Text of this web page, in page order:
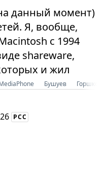
данный момент)
Я, вообще,
с 1994
shareware,
и жил
Бушуев Горшков
РСС